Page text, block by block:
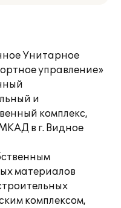
Унитарное
управление»
и
комплекс,
в г. Видное
материалов
комплексом,